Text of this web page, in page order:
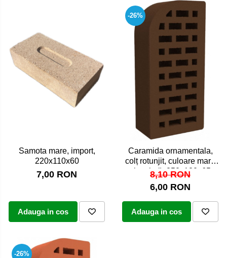
Samota mare, import,
220x110x60
7,00 RON
Adauga in cos
-26%
Caramida ornamentala,
colț rotunjit, culoare maro
ciocolată, 250x120x65
8,10 RON
6,00 RON
Adauga in cos
-26%